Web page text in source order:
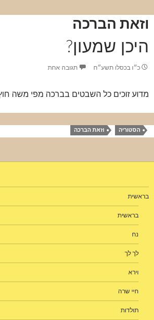
וזאת הברכה
היכן שמעון?
כ״ו בכסלו תשע״ח תגובה אחת
מדוע זוכים כל השבטים בברכה מפי משה
הסטוריה וזאת הברכה
בראשית
בראשית
נח
לך לך
וירא
חיי שרה
תולדות